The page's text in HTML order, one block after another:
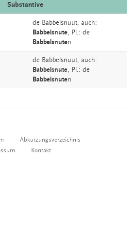
Substantive
de Babbelsnuut, auch:
Babbelsnute, Pl.: de
Babbelsnuten
de Babbelsnuut, auch:
Babbelsnute, Pl.: de
Babbelsnuten
Abkürzungsverzeichnis
Kontakt